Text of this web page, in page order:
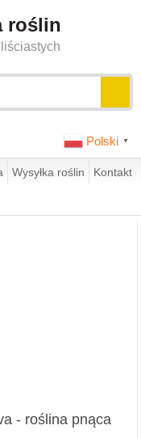
roślin
Polski ▼
Wysyłka roślin Kontakt
- roślina pnąca